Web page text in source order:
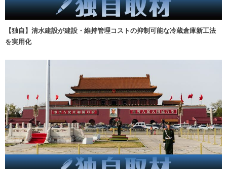
【独自】清水建設が建設・維持管理コストの抑制可能な冷蔵倉庫新工法
を実用化